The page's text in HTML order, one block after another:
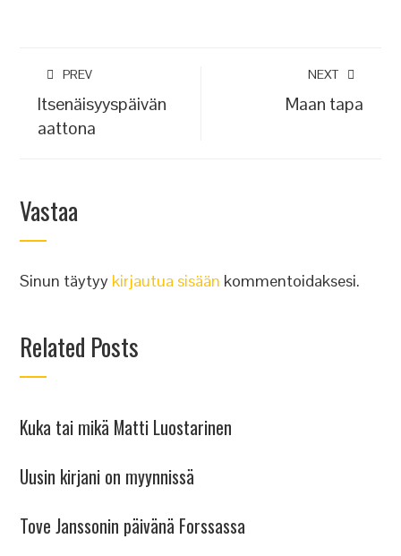
PREV
Itsenäisyyspäivän
aattona
NEXT
Maan tapa
Vastaa
Sinun täytyy kirjautua sisään kommentoidaksesi.
Related Posts
Kuka tai mikä Matti Luostarinen
Uusin kirjani on myynnissä
Tove Janssonin päivänä Forssassa